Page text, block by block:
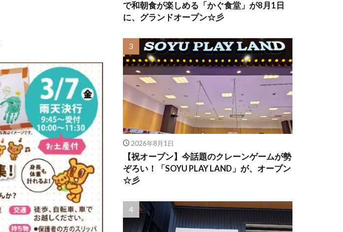
で和朝食が楽しめる「かぐ食堂」が8月1日
に、グランドオープン☆彡
2026年8月1日
【祝オープン】今話題のクレーンゲームが勢
ぞろい！「SOYU PLAY LAND」が、オープン
☆彡